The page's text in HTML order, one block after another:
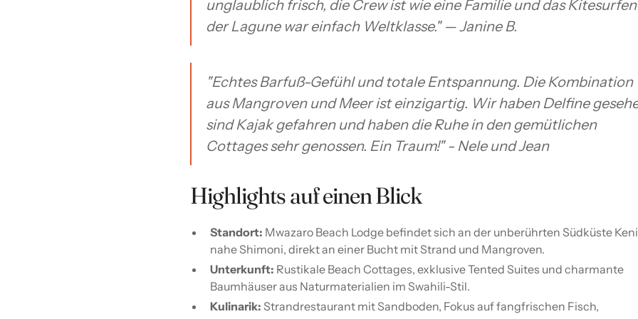
unglaublich frisch, die Crew ist wie eine Familie und das
der Lagune war einfach Weltklasse." — Janine B.
"Echtes Barfuß-Gefühl und totale Entspannung. Die Kombination
aus Mangroven und Meer ist einzigartig. Wir haben Delfine
sind Kajak gefahren und haben die Ruhe in den gemütlichen
Cottages sehr genossen. Ein Traum!" - Nele und Jean
Highlights auf einen Blick
Standort: Mwazaro Beach Lodge befindet sich an der unberührten Südküste
nahe Shimoni, direkt an einer Bucht mit Strand und Mangroven.
Unterkunft: Rustikale Beach Cottages, exklusive Tented Suites und charmante
Baumhäuser aus Naturmaterialien im Swahili-Stil.
Kulinarik: Strandrestaurant mit Sandboden, Fokus auf fangfrischen Fisch,